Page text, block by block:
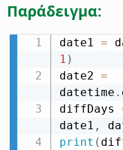
Παράδειγμα:
date1 =
1 )
date2 =
datetime .
diffDays
date1 ,
print (